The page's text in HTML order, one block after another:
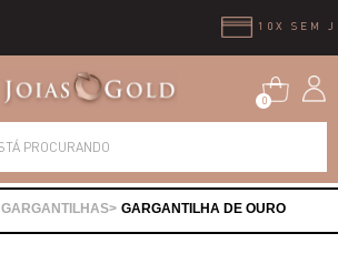
0
GARGANTILHAS GARGANTILHA DE OURO